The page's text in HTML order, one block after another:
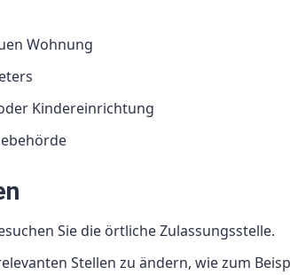
Wohnung
Kindereinrichtung
Sie die örtliche Zulassungsstelle.
Stellen zu ändern, wie zum